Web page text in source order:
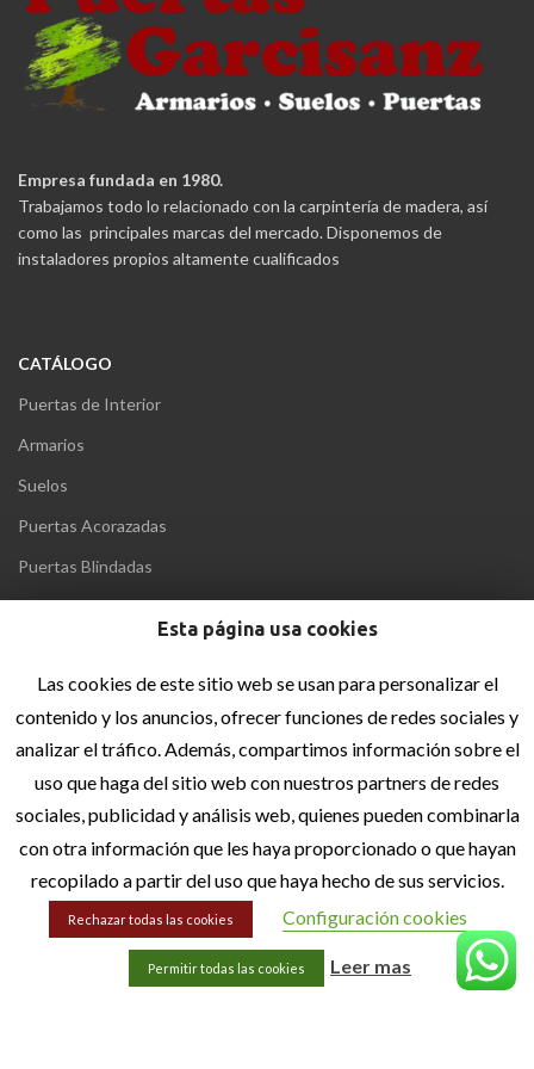
Empresa fundada en 1980.
Trabajamos todo lo relacionado con la carpintería de madera, así
como las principales marcas del mercado. Disponemos de
instaladores propios altamente cualificados
CATÁLOGO
Puertas de Interior
Armarios
Suelos
Puertas Acorazadas
Puertas Blindadas
Inicio
Quiénes Somos
Contacto
INFORMACIÓN LEGAL
Aviso Legal
Política de privacidad
Esta página usa cookies
Las cookies de este sitio web se usan para personalizar el
contenido y los anuncios, ofrecer funciones de redes sociales y
analizar el tráfico. Además, compartimos información sobre el
uso que haga del sitio web con nuestros partners de redes
sociales, publicidad y análisis web, quienes pueden combinarla
con otra información que les haya proporcionado o que hayan
recopilado a partir del uso que haya hecho de sus servicios.
Rechazar todas las cookies Configuración cookies
Permitir todas las cookies Leer mas